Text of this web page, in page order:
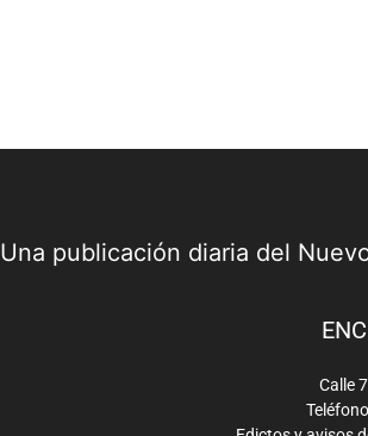
Una publicación diaria del
Calle